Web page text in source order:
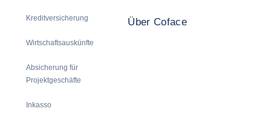
Kreditversicherung
Wirtschaftsauskünfte
Absicherung für
Projektgeschäfte
Inkasso
Über Coface